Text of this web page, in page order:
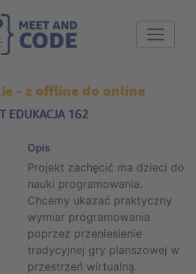
- z offline do online
EDUKACJA 162
Opis
Projekt zachęcić ma dzieci do
nauki programowania.
Chcemy ukazać praktyczny
wymiar programowania
poprzez przeniesienie
tradycyjnej gry planszowej w
przestrzeń wirtualną.